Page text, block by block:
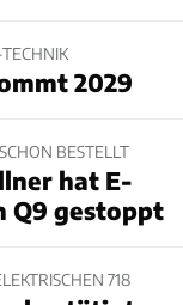
2029
BESTELLT
hat E-
Q9 gestoppt
718